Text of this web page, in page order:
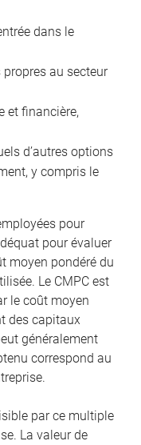
dans le
au secteur
et financière,
d’autres options
y compris le
pour
pour évaluer
moyen pondéré du
Le CMPC est
le coût moyen
des capitaux
généralement
correspond au
par ce multiple
La valeur de